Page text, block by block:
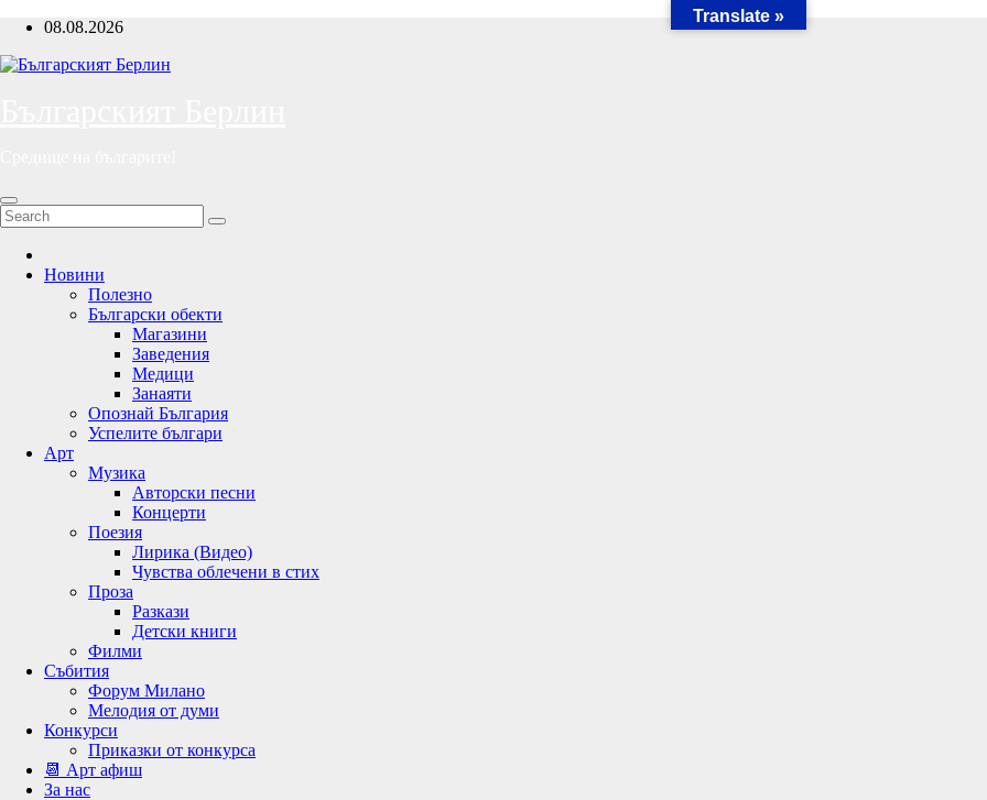
Skip
content
08.08.2026
Новини
Полезно
Български обекти
Магазини
Заведения
Медици
Занаяти
Опознай България
Успелите българи
Арт
Музика
Авторски песни
Концерти
Поезия
Лирика (Видео)
Чувства облечени в стих
Проза
Разкази
Детски книги
Филми
Събития
Форум Милано
Мелодия от думи
Конкурси
Приказки от конкурса
📆 Арт афиш
За нас
Translate »